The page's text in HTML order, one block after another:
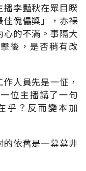
李豔秋在眾目睽
傀儡獎」，赤裸
的不滿。事隔大
後，是否稍有改
人員先是一怔，
位主播講了一句
乎？反而變本加
依舊是一幕幕非